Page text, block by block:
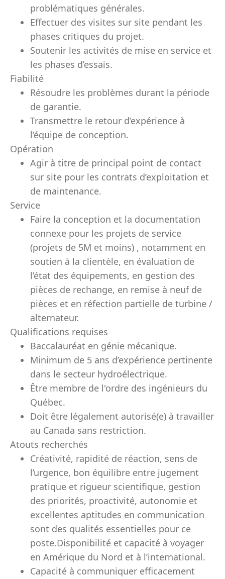
problématiques générales.
Effectuer des visites sur site pendant les
phases critiques du projet.
Soutenir les activités de mise en service et
les phases d’essais.
Fiabilité
Résoudre les problèmes durant la période
de garantie.
Transmettre le retour d’expérience à
l’équipe de conception.
Opération
Agir à titre de principal point de contact
sur site pour les contrats d’exploitation et
de maintenance.
Service
Faire la conception et la documentation
connexe pour les projets de service
(projets de 5M et moins) , notamment en
soutien à la clientèle, en évaluation de
l’état des équipements, en gestion des
pièces de rechange, en remise à neuf de
pièces et en réfection partielle de turbine /
alternateur.
Qualifications requises
Baccalauréat en génie mécanique.
Minimum de 5 ans d’expérience pertinente
dans le secteur hydroélectrique.
Être membre de l'ordre des ingénieurs du
Québec.
Doit être légalement autorisé(e) à travailler
au Canada sans restriction.
Atouts recherchés
Créativité, rapidité de réaction, sens de
l’urgence, bon équilibre entre jugement
pratique et rigueur scientifique, gestion
des priorités, proactivité, autonomie et
excellentes aptitudes en communication
sont des qualités essentielles pour ce
poste.Disponibilité et capacité à voyager
en Amérique du Nord et à l’international.
Capacité à communiquer efficacement